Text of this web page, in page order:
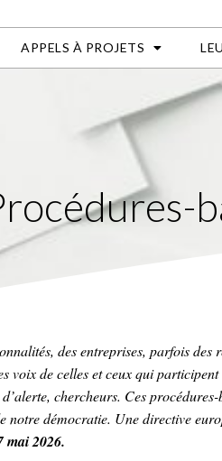
APPELS À PROJETS
des entreprises, parfois des
voix de celles et ceux qui
chercheurs. Ces
démocratie. Une directive
mai 2026.